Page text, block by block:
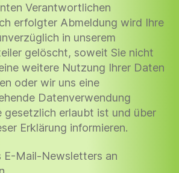
Verantwortlichen
erfolgter Abmeldung wird Ihre
in unserem
gelöscht, soweit Sie nicht
weitere Nutzung Ihrer Daten
oder wir uns eine
Datenverwendung
gesetzlich erlaubt ist und über
Erklärung informieren.
E-Mail-Newsletters an